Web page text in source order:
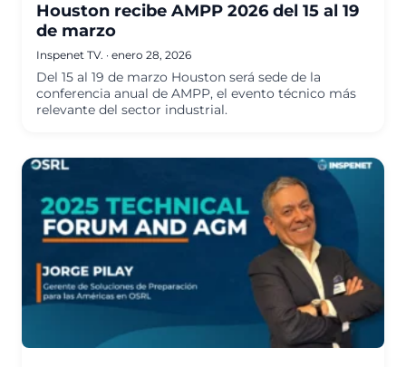
Houston recibe AMPP 2026 del 15 al 19
de marzo
Inspenet TV. · enero 28, 2026
Del 15 al 19 de marzo Houston será sede de la
conferencia anual de AMPP, el evento técnico más
relevante del sector industrial.